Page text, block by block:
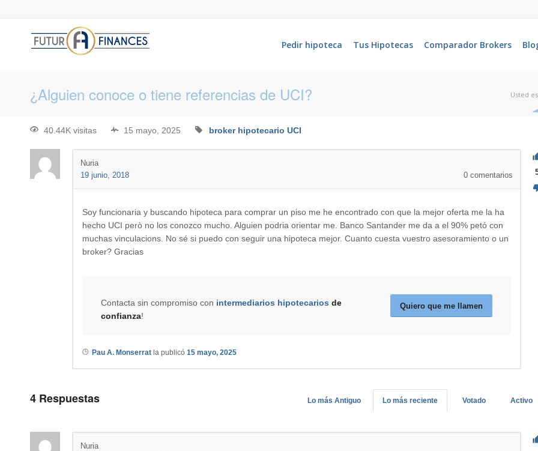
Pedir hipoteca Tus Hipotecas Comparador Brokers
¿Alguien conoce o tiene referencias de UCI? Usted
40.44K visitas 15 mayo, 2025 broker hipotecario UCI
Nuria
19 junio, 2018
0 comentarios
Soy funcionaria y buscando hipoteca para comprar un piso me he encontrado con que la mejor oferta me la ha
hecho UCI però no los conozco mucho. Alguien podria orientar me. Banco Santander me da a el 90% petó con
muchas vinculacions. No sé si puedo con seguir una hipoteca mejor. Cuanto cuesta vuestro asesoramiento o un
broker? Gracias
Contacta sin compromiso con intermediarios hipotecarios de
confianza!
Quiero que me llamen
Pau A. Monserrat la publicó 15 mayo, 2025
4 Respuestas Activo
Votado
Lo más reciente
Lo más Antiguo
Nuria